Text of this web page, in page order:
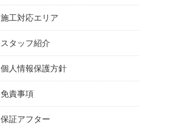
施工対応エリア
スタッフ紹介
個人情報保護方針
免責事項
保証アフター